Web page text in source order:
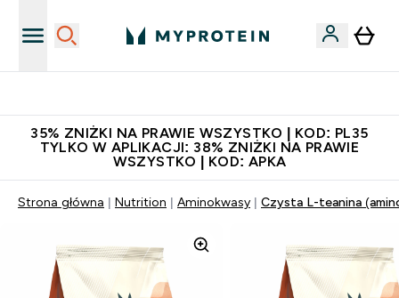
35% ZNIŻKI NA PRAWIE WSZYSTKO | KOD: PL35
TYLKO W APLIKACJI: 38% ZNIŻKI NA PRAWIE
WSZYSTKO | KOD: APKA
Strona główna Nutrition Aminokwasy Czysta L-teanina